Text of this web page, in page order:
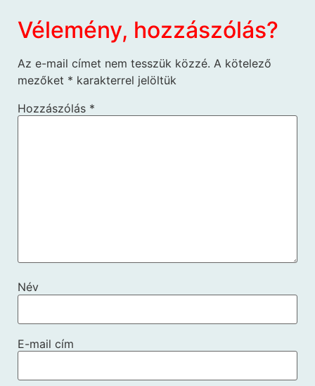
Vélemény, hozzászólás?
Az e-mail címet nem tesszük közzé. A kötelező
mezőket * karakterrel jelöltük
Hozzászólás *
Név
E-mail cím